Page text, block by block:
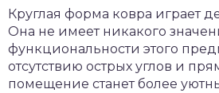
Круглая форма ковра играет
Она не имеет никакого
функциональности этого
отсутствию острых углов и
помещение станет более